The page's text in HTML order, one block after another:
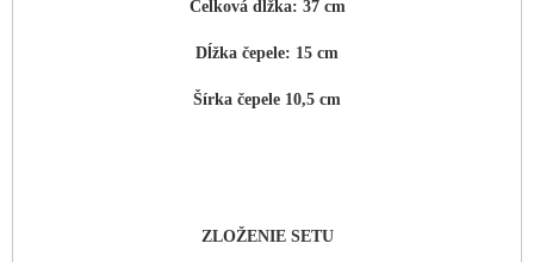
Celková dĺžka: 37 cm
Dĺžka čepele: 15 cm
Šírka čepele 10,5 cm
ZLOŽENIE SETU